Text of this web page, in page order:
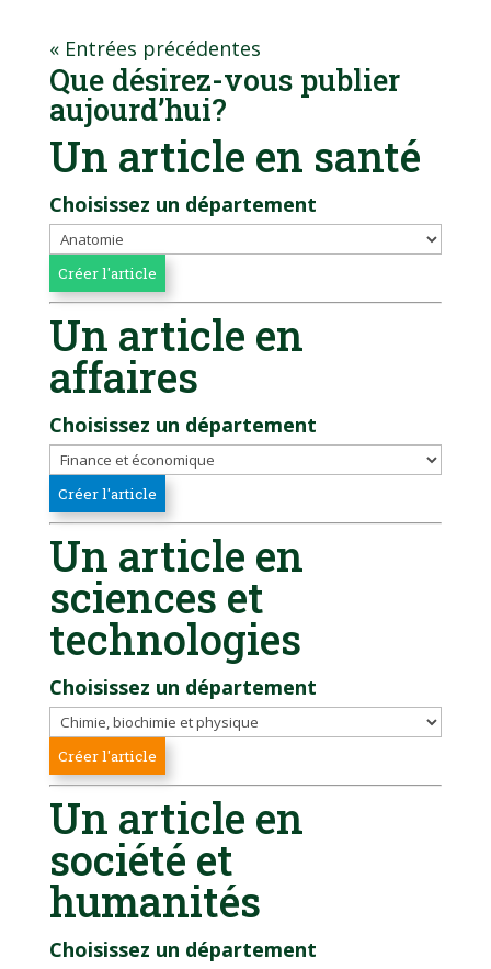
« Entrées précédentes
Que désirez-vous publier
aujourd’hui?
Un article en santé
Choisissez un département
Un article en
affaires
Choisissez un département
Un article en
sciences et
technologies
Choisissez un département
Un article en
société et
humanités
Choisissez un département